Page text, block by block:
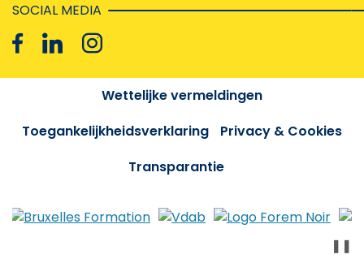
SOCIAL MEDIA
Wettelijke vermeldingen
Toegankelijkheidsverklaring
Privacy & Cookies
Transparantie
❚❚